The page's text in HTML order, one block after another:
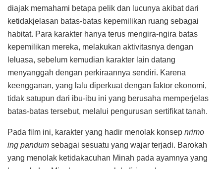
diajak memahami betapa pelik dan lucunya akibat dari
ketidakjelasan batas-batas kepemilikan ruang sebagai
habitat. Para karakter hanya terus mengira-ngira batas
kepemilikan mereka, melakukan aktivitasnya dengan
leluasa, sebelum kemudian karakter lain datang
menyanggah dengan perkiraannya sendiri. Karena
keengganan, yang lalu diperkuat dengan faktor ekonomi,
tidak satupun dari ibu-ibu ini yang berusaha memperjelas
batas-batas tersebut, melalui pengurusan sertifikat tanah.
Pada film ini, karakter yang hadir menolak konsep nrimo
ing pandum sebagai sesuatu yang wajar terjadi. Barokah
yang menolak ketidakacuhan Minah pada ayamnya yang